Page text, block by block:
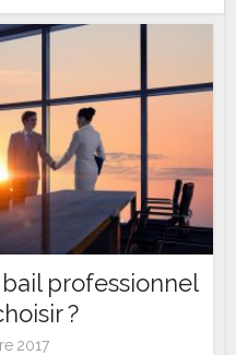
professionnel
?
2017